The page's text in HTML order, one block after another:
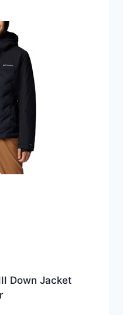
Down Jacket